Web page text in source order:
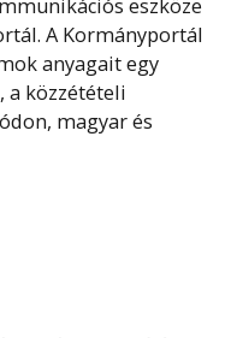
eszköze
A Kormányportál
anyagait egy
a közzétételi
magyar és